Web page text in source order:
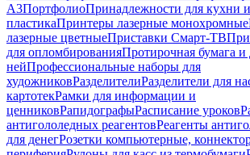
А3ПортфолиоПринадлежности для кухни
пластикаПринтеры лазерные монохромные
лазерные цветныеПриставки Смарт-ТВ
для опломбированияПротирочная бумага
нейПрофессиональные наборы для
художниковРазделителиРазделители для
картотекРамки для информации и
ценниковРапидографыРасписание уроков
антигололедных реагентовРеагенты
для денегРозетки компьютерные,